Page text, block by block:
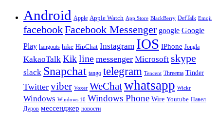
Android Apple Apple Watch App Store BlackBerry DefTalk Emoji
facebookFacebook Messenger google Google
Play hangouts hike HipChat Instagram IOS IPhone Jongla
KakaoTalk Kik line messenger Microsoft skype
slack Snapchat tango telegram Tencent Threema Tinder
Twitter viber Voxer WeChatwhatsapp Wickr
Windows Windows 10 Windows Phone Wire Youtube Павел
Дуров мессенджер новости